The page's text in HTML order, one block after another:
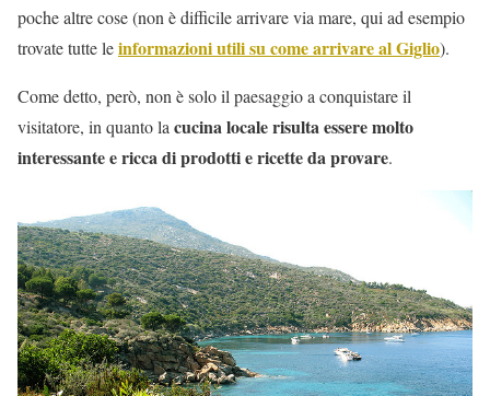
poche altre cose (non è difficile arrivare via mare, qui ad esempio
trovate tutte leinformazioni utili su come arrivare al Giglio).
Come detto, però, non è solo il paesaggio a conquistare il
visitatore, in quanto lacucina locale risulta essere molto
interessante e ricca di prodotti e ricette da provare.